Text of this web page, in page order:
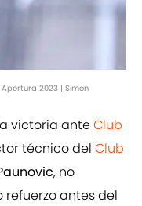
2023 | Simon
victoria anteClub
técnico del Club
, no
antes del